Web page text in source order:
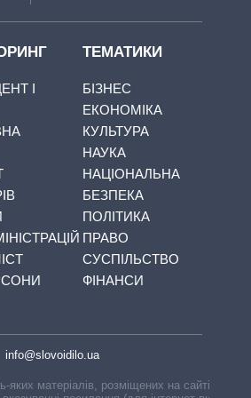
І
ТЕМАТИКИ
БІЗНЕС
ЕКОНОМІКА
КУЛЬТУРА
НАУКА
НАЦІОНАЛЬНА
БЕЗПЕКА
ПОЛІТИКА
ПРАВО
СУСПІЛЬСТВО
ФІНАНСИ
info@slovoidilo.ua
яких матеріалів, розміщених на сайті,